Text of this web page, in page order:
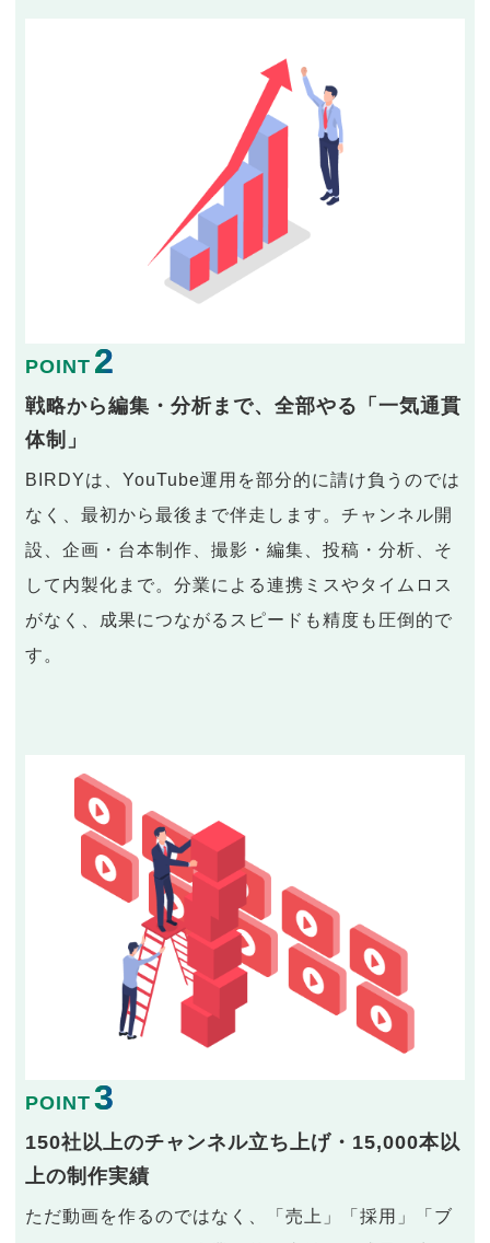
POINT 2
戦略から編集・分析まで、全部やる「一気通貫
体制」
BIRDYは、YouTube運用を部分的に請け負うのでは
なく、最初から最後まで伴走します。チャンネル開
設、企画・台本制作、撮影・編集、投稿・分析、そ
して内製化まで。分業による連携ミスやタイムロス
がなく、成果につながるスピードも精度も圧倒的で
す。
POINT 3
150社以上のチャンネル立ち上げ・15,000本以
上の制作実績
ただ動画を作るのではなく、「売上」「採用」「ブ